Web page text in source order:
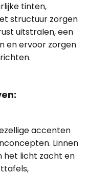
tinten,
structuur zorgen
uitstralen, een
en ervoor zorgen
accenten
Linnen
het licht zacht en